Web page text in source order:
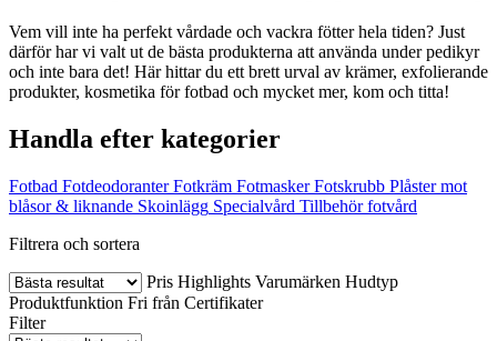
Vem vill inte ha perfekt vårdade och vackra fötter hela tiden? Just
därför har vi valt ut de bästa produkterna att använda under pedikyr
och inte bara det! Här hittar du ett brett urval av krämer, exfolierande
produkter, kosmetika för fotbad och mycket mer, kom och titta!
Handla efter kategorier
Fotbad Fotdeodoranter Fotkräm Fotmasker Fotskrubb Plåster mot
blåsor & liknande Skoinlägg Specialvård Tillbehör fotvård
Filtrera och sortera
Pris Highlights Varumärken Hudtyp
Produktfunktion Fri från Certifikater
Filter